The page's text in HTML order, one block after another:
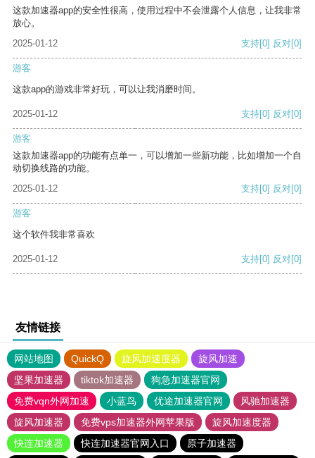
这款加速器app的安全性很高，使用过程中不会泄露个人信息，让我非常
放心。
2025-01-12
支持[0] 反对[0]
游客
这款app的游戏非常好玩，可以让我消磨时间。
2025-01-12 支持[0] 反对[0]
游客
这款加速器app的功能有点单一，可以增加一些新功能，比如增加一个自
动切换线路的功能。
2025-01-12
支持[0] 反对[0]
游客
这个软件我非常喜欢
2025-01-12 支持[0] 反对[0]
友情链接
网站地图 QuickQ 旋风加速度器
旋风加速
坚果加速器
tiktok加速器
狗急加速器官网
免费vqn外网加速
小蓝鸟 优途加速器官网
风驰加速器
旋风加速器
免费vps加速器外网苹果版
旋风加速度器
快连加速器
快连加速器官网入口
原子加速器